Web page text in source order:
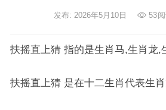
发布: 2026年5月10日 53
扶摇直上猜 指的是生肖马,生肖龙,
扶摇直上猜 是在十二生肖代表生